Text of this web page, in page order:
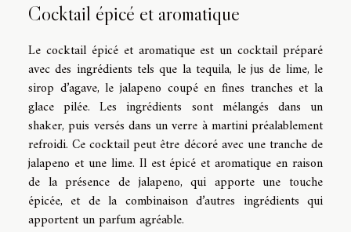
Cocktail épicé et aromatique
Le cocktail épicé et aromatique est un cocktail préparé
avec des ingrédients tels que la tequila, le jus de lime, le
sirop d’agave, le jalapeno coupé en fines tranches et la
glace pilée. Les ingrédients sont mélangés dans un
shaker, puis versés dans un verre à martini préalablement
refroidi. Ce cocktail peut être décoré avec une tranche de
jalapeno et une lime. Il est épicé et aromatique en raison
de la présence de jalapeno, qui apporte une touche
épicée, et de la combinaison d’autres ingrédients qui
apportent un parfum agréable.